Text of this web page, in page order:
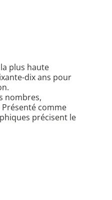
plus haute
dix ans pour
nombres,
comme
précisent le